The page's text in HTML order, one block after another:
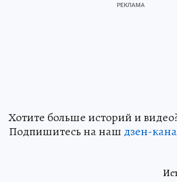
Хотите больше историй и
Подпишитесь на наш дзен-кан